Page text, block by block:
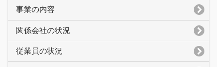
事業の内容
関係会社の状況
従業員の状況